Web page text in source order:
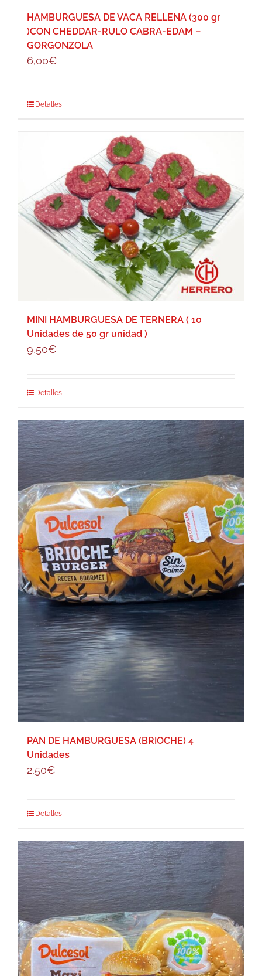
HAMBURGUESA DE VACA RELLENA (300 gr
)CON CHEDDAR-RULO CABRA-EDAM –
GORGONZOLA
6,00€
Detalles
MINI HAMBURGUESA DE TERNERA ( 10
Unidades de 50 gr unidad )
9,50€
Detalles
PAN DE HAMBURGUESA (BRIOCHE) 4
Unidades
2,50€
Detalles